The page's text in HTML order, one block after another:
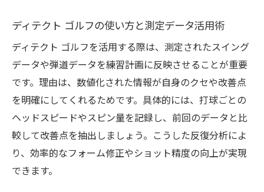
スカイトラック精度に基づく具体的改善ア
プローチ
弾道データ解析で見えるミスの傾向と対処
法
測定データを反映した効果的な練習サイク
ル
精度高い測定が導くスキルアップ戦略
シュミレーションゴルフで精度高い測定を
ディテクト ゴルフの使い方と測定データ活用術
ディテクト ゴルフを活用する際は、測定されたスイング
データや弾道データを練習計画に反映させることが重要
です。理由は、数値化された情報が自身のクセや改善点
を明確にしてくれるためです。具体的には、打球ごとの
ヘッドスピードやスピン量を記録し、前回のデータと比
較して改善点を抽出しましょう。こうした反復分析によ
り、効率的なフォーム修正やショット精度の向上が実現
できます。